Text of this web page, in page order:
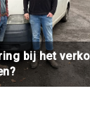
bij het